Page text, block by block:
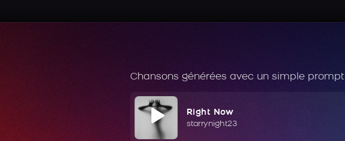
Chansons générées avec un simple prompt
Right Now
starrynight23